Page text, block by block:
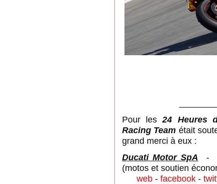
Pour les24 Heures
Racing Team était
grand merci à eux :
Ducati Motor SpA -
(motos et soutien
web - facebook -